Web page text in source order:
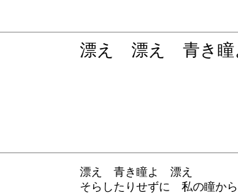
漂え 漂え 青き
漂え 青き瞳よ 漂え
そらしたりせずに 私の瞳から